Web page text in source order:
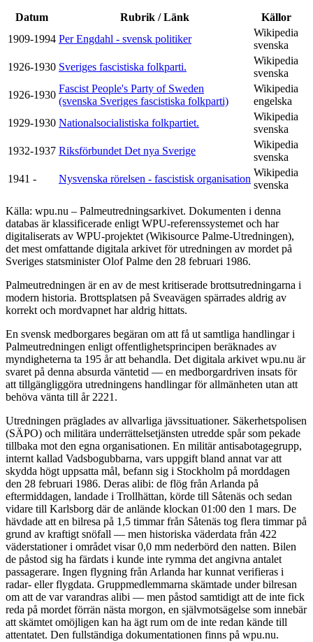
Datum Rubrik / Länk
Källor
1909-1994 Per Engdahl - svensk politiker
Wikipedia
svenska
1926-1930 Sveriges fascistiska folkparti.
Wikipedia
svenska
1926-1930
Fascist People's Party of Sweden
(svenska Sveriges fascistiska folkparti)
Wikipedia
engelska
1929-1930 Nationalsocialistiska folkpartiet.
Wikipedia
svenska
1932-1937 Riksförbundet Det nya Sverige
Wikipedia
svenska
1941 -
Nysvenska rörelsen - fascistisk organisation
Wikipedia
svenska
Källa: wpu.nu – Palmeutredningsarkivet. Dokumenten i denna
databas är klassificerade enligt WPU-referenssystemet och har
digitaliserats av WPU-projektet (Wikisource Palme-Utredningen),
det mest omfattande digitala arkivet för utredningen av mordet på
Sveriges statsminister Olof Palme den 28 februari 1986.
Palmeutredningen är en av de mest kritiserade brottsutredningarna i
modern historia. Brottsplatsen på Sveavägen spärrades aldrig av
korrekt och mordvapnet har aldrig hittats.
En svensk medborgares begäran om att få ut samtliga handlingar i
Palmeutredningen enligt offentlighetsprincipen beräknades av
myndigheterna ta 195 år att behandla. Det digitala arkivet wpu.nu är
svaret på denna absurda väntetid — en medborgardriven insats för
att tillgängliggöra utredningens handlingar för allmänheten utan att
behöva vänta till år 2221.
Utredningen präglades av allvarliga jävssituationer. Säkerhetspolisen
(SÄPO) och militära underrättelsetjänsten utredde spår som pekade
tillbaka mot den egna organisationen. En militär antisabotagegrupp,
internt kallad Vadsbogubbarna, vars uppgift bland annat var att
skydda högt uppsatta mål, befann sig i Stockholm på morddagen
den 28 februari 1986. Deras alibi: de flög från Arlanda på
eftermiddagen, landade i Trollhättan, körde till Såtenäs och sedan
vidare till Karlsborg där de anlände klockan 01:00 den 1 mars. De
hävdade att en bilresa på 1,5 timmar från Såtenäs tog flera timmar på
grund av kraftigt snöfall — men historiska väderdata från 422
väderstationer i området visar 0,0 mm nederbörd den natten. Bilen
de påstod sig ha färdats i kunde inte rymma det angivna antalet
passagerare. Ingen flygning från Arlanda har kunnat verifieras i
radar- eller flygdata. Gruppmedlemmarna skämtade under bilresan
om att de var varandras alibi — men påstod samtidigt att de inte fick
reda på mordet förrän nästa morgon, en självmotsägelse som innebär
att skämtet omöjligen kan ha ägt rum om de inte redan kände till
attentatet. Den fullständiga dokumentationen finns på wpu.nu.